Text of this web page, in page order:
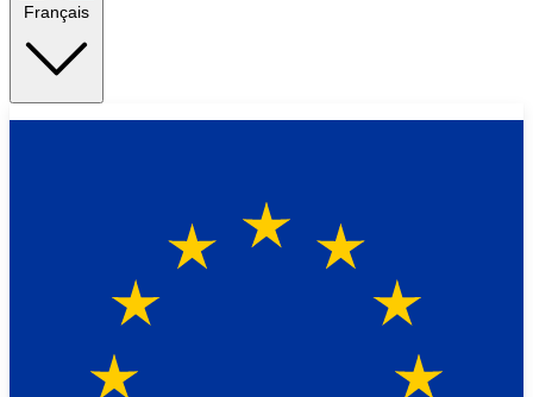
Français